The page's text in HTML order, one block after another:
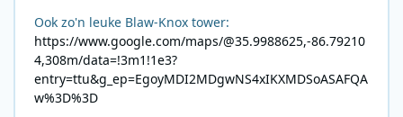
Ook zo'n leuke Blaw-Knox tower:
https://www.google.com/maps/@35.9988625,-86.79210
4,308m/data=!3m1!1e3?
entry=ttu&g_ep=EgoyMDI2MDgwNS4xIKXMDSoASAFQA
w%3D%3D